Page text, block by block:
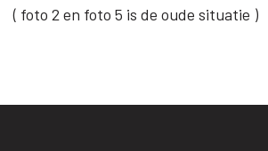
( foto 2 en foto 5 is de oude situatie )